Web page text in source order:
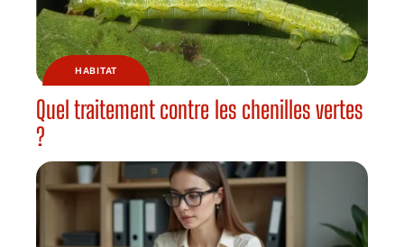
HABITAT
Quel traitement contre les chenilles vertes
?